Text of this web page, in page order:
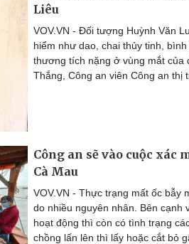
Liêu
VOV.VN - Đối tượng Huỳnh Văn
hiểm như dao, chai thủy tinh,
thương tích nặng ở vùng mắt
Thắng, Công an viên Công an thị
Công an sẽ vào cuộc xác
Cà Mau
VOV.VN - Thực trạng mất ốc bẫy
do nhiều nguyên nhân. Bên cạnh
hoạt động thì còn có tình trạng
chồng lấn lên thì lấy hoặc cắt bỏ